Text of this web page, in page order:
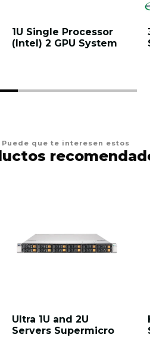
1U Single Processor
(Intel) 2 GPU System
Puede que te interesen estos
Ultra 1U and 2U
Servers Supermicro